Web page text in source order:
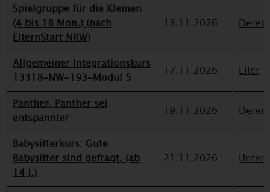
Spielgruppe für die Kleinen
(4 bis 18 Mon.) (nach
ElternStart NRW)
13.11.2026
Allgemeiner Integrationskurs
13318-NW-193-Modul 5
17.11.2026 Eller
Panther, Panther sei
entspannter
19.11.2026
Babysitterkurs: Gute
Babysitter sind gefragt. (ab
14 J.)
21.11.2026